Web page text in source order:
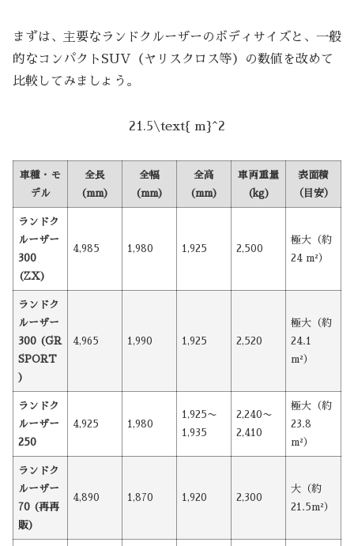
まずは、主要なランドクルーザーのボディサイズと、一般
的なコンパクトSUV（ヤリスクロス等）の数値を改めて
比較してみましょう。
21.5\text{ m}^2
車種・モ
デル
全長
(mm)
全幅
(mm)
全高
(mm)
車両重量
(kg)
表面積
（目安）
ランドク
ルーザー
300
(ZX)
4,985 1,980 1,925 2,500
極大（約
24 m²）
ランドク
ルーザー
300 (GR
SPORT
)
4,965 1,990 1,925 2,520
極大（約
24.1
m²）
ランドク
ルーザー
250
4,925 1,980
1,925〜
1,935
2,240〜
2,410
極大（約
23.8
m²）
ランドク
ルーザー
70 (再再
販)
4,890 1,870 1,920 2,300
大（約
21.5m²）